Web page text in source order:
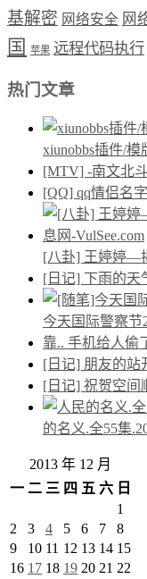
基解密 网络安全 网
国
苹果 远程代码执行
热门文章
xiunobbs插件/
[MTV] -南文北斗
[QQ] qq情侣名
[八卦] 王婷婷—
[日记] 下雨的天
今天国际警察节
靠.. 手机给人偷
[日记] 朋友的站
[日记] 祝贺空间
的名义.全55集
2013 年 12 月
一 二 三 四 五 六 日
1
2
3 4 5 6 7
8
9
10 11 12 13 14 15
16 17 18 19 20 21 22